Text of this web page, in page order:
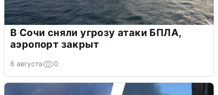
В Сочи сняли угрозу атаки БПЛА,
аэропорт закрыт
6 августа 0